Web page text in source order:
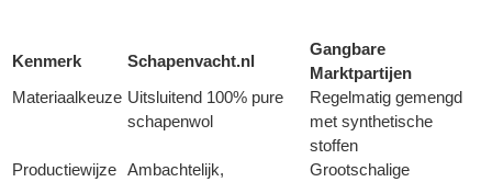
Kenmerk Schapenvacht.nl
Gangbare
Marktpartijen
Materiaalkeuze Uitsluitend 100% pure
schapenwol
Regelmatig gemengd
met synthetische
stoffen
Productiewijze Ambachtelijk,
Grootschalige